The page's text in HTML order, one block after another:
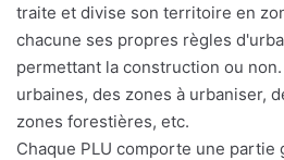
traite et divise son territoire en
chacune ses propres règles
permettant la construction ou
urbaines, des zones à urbaniser,
zones forestières, etc.
Chaque PLU comporte une partie